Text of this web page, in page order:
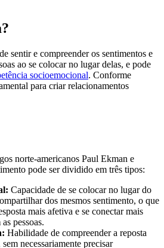
sentir e compreender os sentimentos e
ao se colocar no lugar delas, e pode
socioemocional. Conforme
para criar relacionamentos
norte-americanos Paul Ekman e
pode ser dividido em três tipos:
Capacidade de se colocar no lugar do
dos mesmos sentimento, o que
mais afetiva e se conectar mais
pessoas.
Habilidade de compreender a reposta
necessariamente precisar